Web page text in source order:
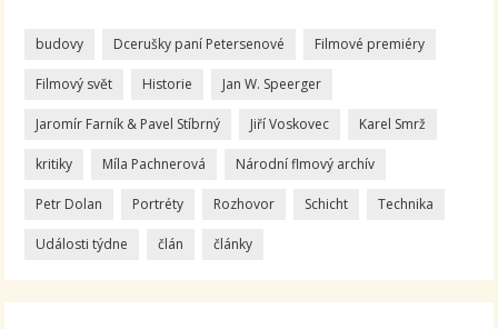
budovy Dcerušky paní Petersenové Filmové premiéry
Filmový svět Historie Jan W. Speerger
Jaromír Farník & Pavel Stíbrný Jiří Voskovec Karel Smrž
kritiky Míla Pachnerová Národní flmový archív
Petr Dolan Portréty Rozhovor Schicht Technika
Události týdne člán články